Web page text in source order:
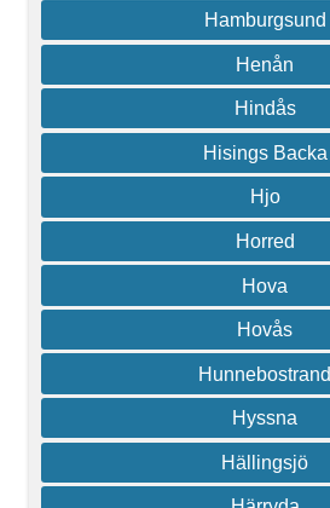
Hamburgsund
Henån
Hindås
Hisings Backa
Hjo
Horred
Hova
Hovås
Hunnebostrand
Hyssna
Hällingsjö